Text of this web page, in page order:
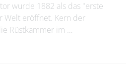
wurde 1882 als das "erste
Welt eröffnet. Kern der
Rüstkammer im …